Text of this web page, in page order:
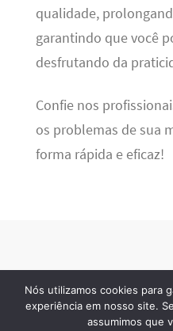
qualidade,
garantindo que você
desfrutando da
Confie nos
os problemas de sua
forma rápida e eficaz!
· 2026 ©
Nós utilizamos cookies para
experiência em nosso site.
assumimos que